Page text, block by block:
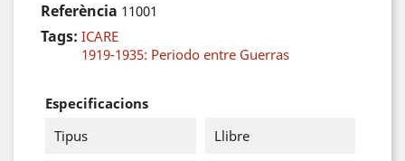
Referència 11001
Tags: ICARE
1919-1935: Periodo entre Guerras
Especificacions
Tipus
Llibre